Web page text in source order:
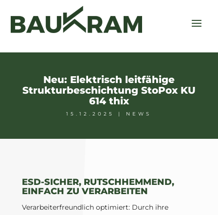
Neu: Elektrisch leitfähige
Strukturbeschichtung StoPox KU
614 thix
15.12.2025 | NEWS
ESD-SICHER, RUTSCHHEMMEND,
EINFACH ZU VERARBEITEN
Verarbeiterfreundlich optimiert: Durch ihre